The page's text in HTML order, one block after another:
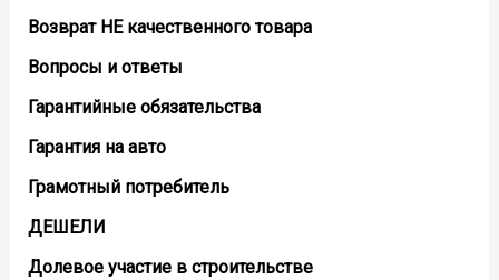
Возврат НЕ качественного товара
Вопросы и ответы
Гарантийные обязательства
Гарантия на авто
Грамотный потребитель
ДЕШЕЛИ
Долевое участие в строительстве